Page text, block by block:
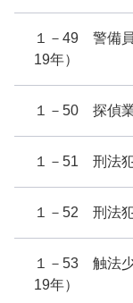
１－49 警備
19年）
１－50 探偵
１－51 刑法
１－52 刑法
１－53 触法
19年）